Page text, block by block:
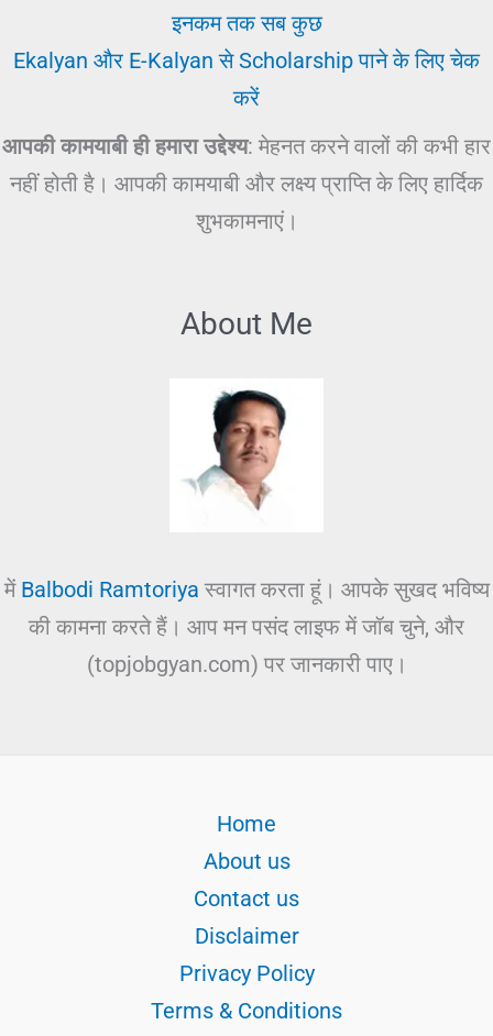
इनकम तक सब कुछ
Ekalyan और E-Kalyan से Scholarship पाने के लिए चेक
करें
आपकी कामयाबी ही हमारा उद्देश्य: मेहनत करने वालों की कभी हार
नहीं होती है। आपकी कामयाबी और लक्ष्य प्राप्ति के लिए हार्दिक
शुभकामनाएं।
About Me
में Balbodi Ramtoriya स्वागत करता हूं। आपके सुखद भविष्य
की कामना करते हैं। आप मन पसंद लाइफ में जॉब चुने, और
(topjobgyan.com) पर जानकारी पाए।
Home
About us
Contact us
Disclaimer
Privacy Policy
Terms & Conditions